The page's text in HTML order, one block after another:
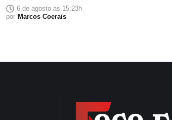
que carregue seus patuás
6 de agosto às 15:23h
por Marcos Coerais